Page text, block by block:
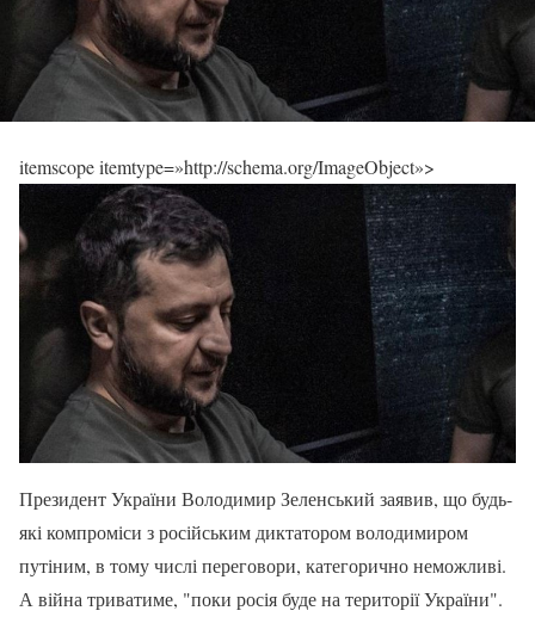
itemscope itemtype=»http://schema.org/ImageObject»>
Президент України Володимир Зеленський заявив, що будь-
які компроміси з російським диктатором володимиром
путіним, в тому числі переговори, категорично неможливі.
А війна триватиме, "поки росія буде на території України".